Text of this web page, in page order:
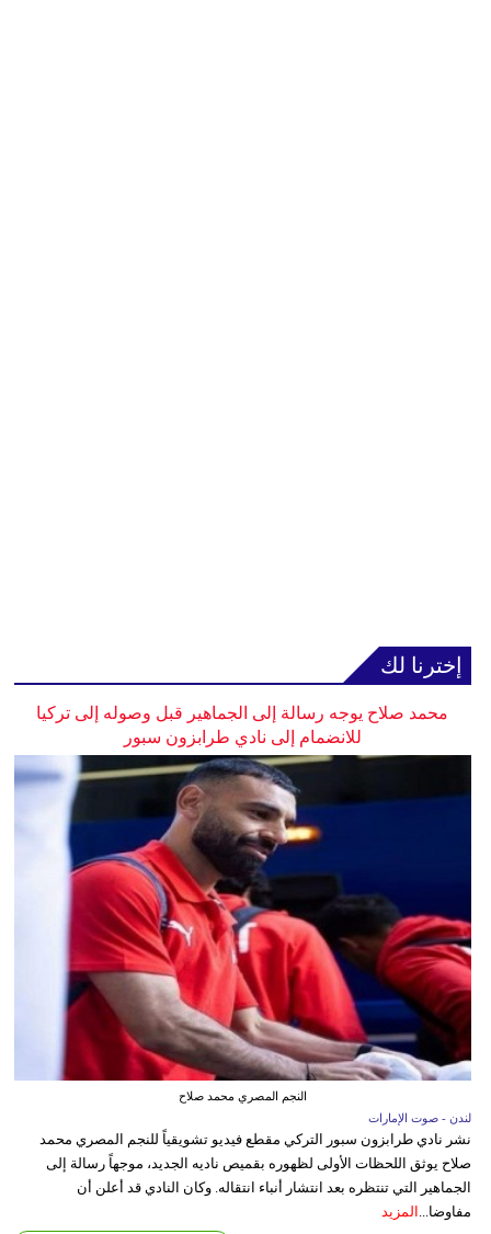
إخترنا لك
محمد صلاح يوجه رسالة إلى الجماهير قبل وصوله إلى تركيا
للانضمام إلى نادي طرابزون سبور
النجم المصري محمد صلاح
لندن - صوت الإمارات
نشر نادي طرابزون سبور التركي مقطع فيديو تشويقياً للنجم المصري محمد
صلاح يوثق اللحظات الأولى لظهوره بقميص ناديه الجديد، موجهاً رسالة إلى
الجماهير التي تنتظره بعد انتشار أنباء انتقاله. وكان النادي قد أعلن أن
مفاوضا... المزيد